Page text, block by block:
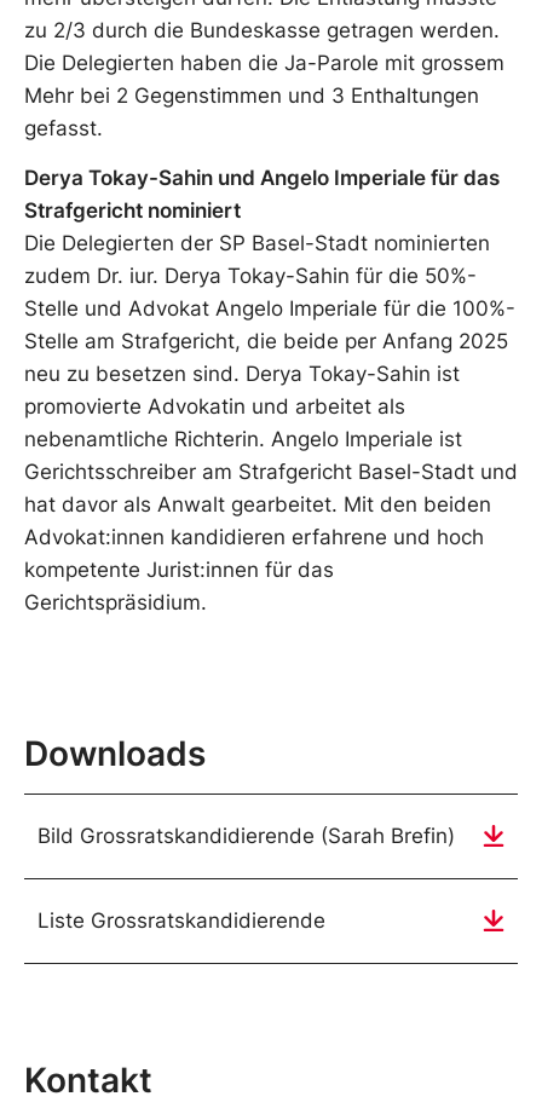
zu 2/3 durch die Bundeskasse getragen werden.
Die Delegierten haben die Ja-Parole mit grossem
Mehr bei 2 Gegenstimmen und 3 Enthaltungen
gefasst.
Derya Tokay-Sahin und Angelo Imperiale für das
Strafgericht nominiert
Die Delegierten der SP Basel-Stadt nominierten
zudem Dr. iur. Derya Tokay-Sahin für die 50%-
Stelle und Advokat Angelo Imperiale für die 100%-
Stelle am Strafgericht, die beide per Anfang 2025
neu zu besetzen sind. Derya Tokay-Sahin ist
promovierte Advokatin und arbeitet als
nebenamtliche Richterin. Angelo Imperiale ist
Gerichtsschreiber am Strafgericht Basel-Stadt und
hat davor als Anwalt gearbeitet. Mit den beiden
Advokat:innen kandidieren erfahrene und hoch
kompetente Jurist:innen für das
Gerichtspräsidium.
Downloads
Bild Grossratskandidierende (Sarah Brefin)
Liste Grossratskandidierende
Kontakt